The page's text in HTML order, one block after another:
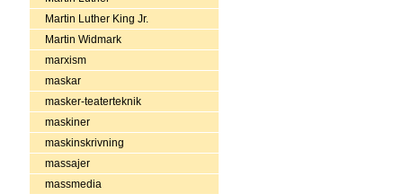
Martin Luther King Jr.
Martin Widmark
marxism
maskar
masker-teaterteknik
maskiner
maskinskrivning
massajer
massmedia